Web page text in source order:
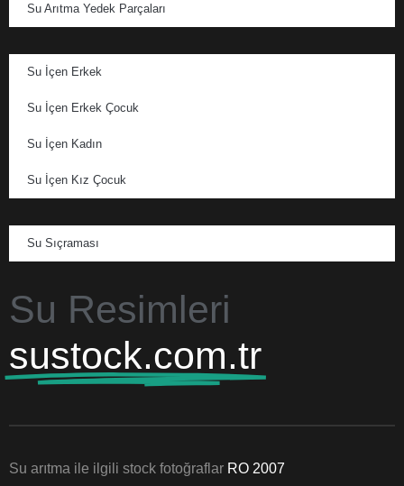
Su Arıtma Yedek Parçaları
Su İçen Erkek
Su İçen Erkek Çocuk
Su İçen Kadın
Su İçen Kız Çocuk
Su Sıçraması
Su Resimleri
sustock.com.tr
Su arıtma ile ilgili stock fotoğraflar RO 2007